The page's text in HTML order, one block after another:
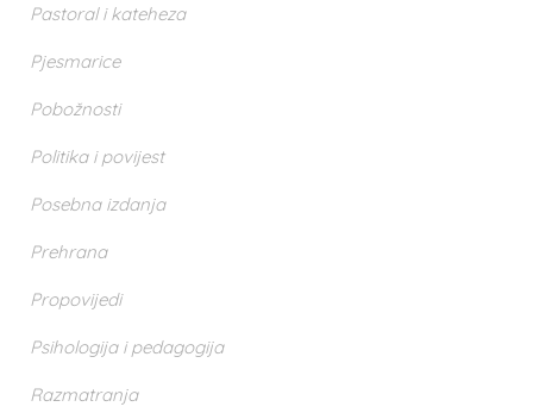
Pastoral i kateheza
Pjesmarice
Pobožnosti
Politika i povijest
Posebna izdanja
Prehrana
Propovijedi
Psihologija i pedagogija
Razmatranja